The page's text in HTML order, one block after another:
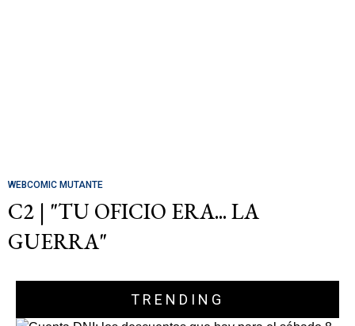
WEBCOMIC MUTANTE
C2 | "TU OFICIO ERA... LA
GUERRA"
TRENDING